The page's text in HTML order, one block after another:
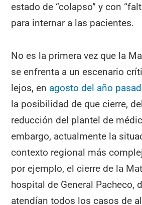
estado de “colapso” y con
para internar a las pacientes.
No es la primera vez que la
se enfrenta a un escenario
lejos, en agosto del año
la posibilidad de que cierre,
reducción del plantel de
embargo, actualmente la
contexto regional más
por ejemplo, el cierre de la
hospital de General Pacheco,
atendían todos los casos de